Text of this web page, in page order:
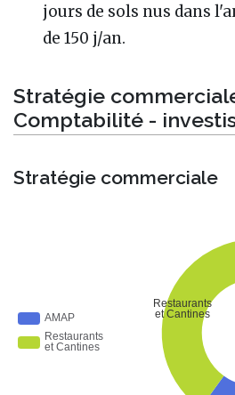
jours de sols nus dans
de 150 j/an.
Stratégie
Comptabilité -
Stratégie commerciale